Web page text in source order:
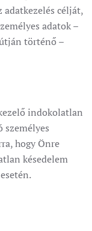
adatkezelés célját,
adatok –
történő –
indokolatlan
személyes
hogy Önre
késedelem